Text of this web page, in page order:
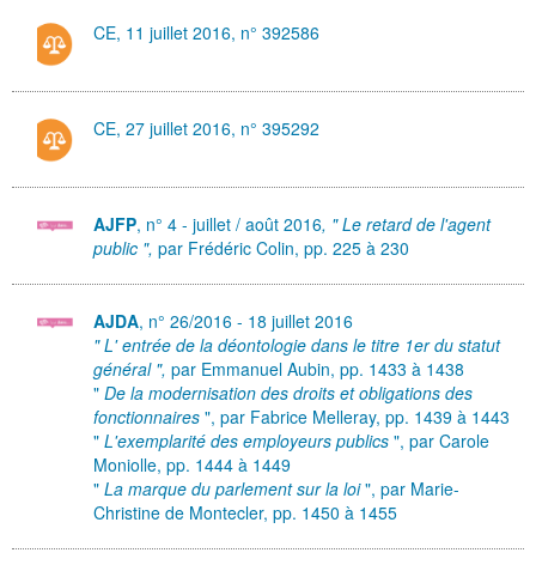
CE, 11 juillet 2016, n° 392586
CE, 27 juillet 2016, n° 395292
AJFP, n° 4 - juillet / août 2016, " Le retard de l'agent
public ", par Frédéric Colin, pp. 225 à 230
AJDA, n° 26/2016 - 18 juillet 2016
" L' entrée de la déontologie dans le titre 1er du statut
général ", par Emmanuel Aubin, pp. 1433 à 1438
" De la modernisation des droits et obligations des
fonctionnaires", par Fabrice Melleray, pp. 1439 à 1443
" L'exemplarité des employeurs publics ", par Carole
Moniolle, pp. 1444 à 1449
" La marque du parlement sur la loi", par Marie-
Christine de Montecler, pp. 1450 à 1455